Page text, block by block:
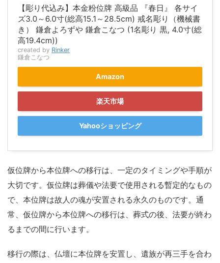
【彫り代込み】本金粉位牌 高級品 『春日』 各サイ
ズ3.0～6.0寸(総高15.1～28.5cm) 戒名彫り（機械書
き） 鎌倉よろずや 鎌倉こなつ (1名彫り 黒, 4.0寸(総
高19.4cm))
created by Rinker
鎌倉こなつ
Amazon
楽天市場
Yahooショッピング
仮位牌から本位牌への移行は、一定のタイミングや手順が
大切です。仮位牌は葬儀や法要で使用される暫定的なもの
で、本位牌は故人の魂が安置される永久のものです。通
常、仮位牌から本位牌への移行は、葬式の後、法要が終わ
るまでの間に行います。
移行の際は、仏壇に本位牌を安置し、遺族が再三手を合わ